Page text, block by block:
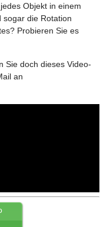
Objekt in einem
sogar die Rotation
Probieren Sie es
Sie doch dieses Video-
an